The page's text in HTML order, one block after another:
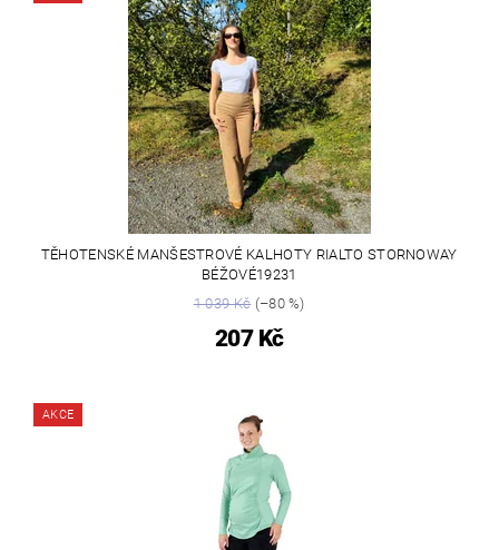
TĚHOTENSKÉ MANŠESTROVÉ KALHOTY RIALTO STORNOWAY
BÉŽOVÉ19231
1 039 Kč(–80 %)
207 Kč
AKCE